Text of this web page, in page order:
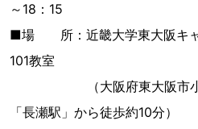
～18：15
■場 所：近畿大学東大阪キ
101教室
（大阪府東大阪市小若
「長瀬駅」から徒歩約10分）